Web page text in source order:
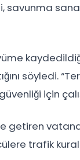
söyledi.
için
trafik